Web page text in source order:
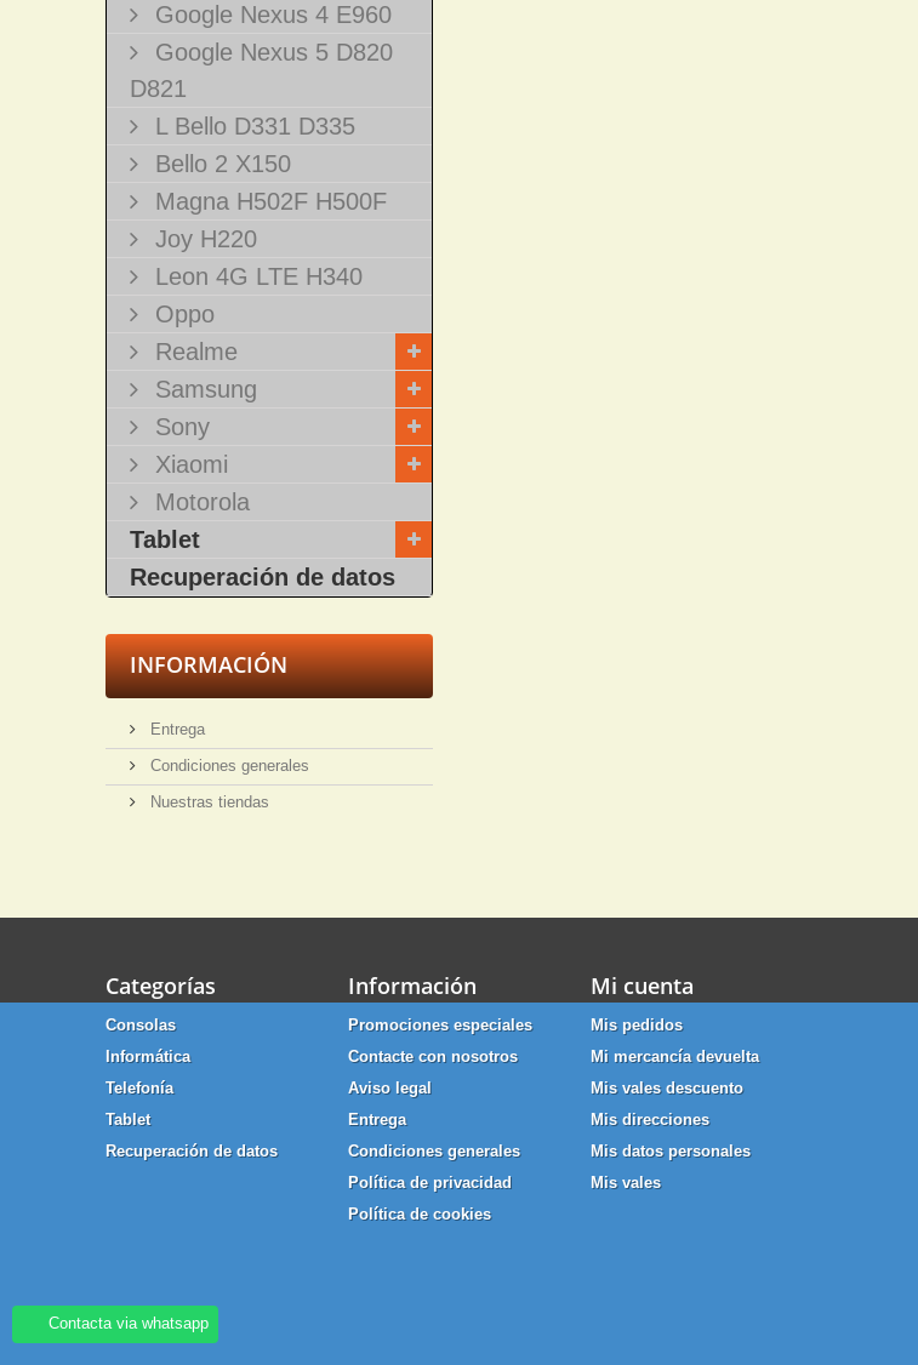
Contacta via whatsapp
Google Nexus 4 E960
Google Nexus 5 D820
D821
L Bello D331 D335
Bello 2 X150
Magna H502F H500F
Joy H220
Leon 4G LTE H340
Oppo
Realme
Samsung
Sony
Xiaomi
Motorola
Tablet
Recuperación de datos
INFORMACIÓN
Entrega
Condiciones generales
Nuestras tiendas
Categorías
Consolas
Informática
Telefonía
Tablet
Recuperación de datos
Información
Promociones especiales
Contacte con nosotros
Aviso legal
Entrega
Condiciones generales
Política de privacidad
Política de cookies
Mi cuenta
Mis pedidos
Mi mercancía devuelta
Mis vales descuento
Mis direcciones
Mis datos personales
Mis vales